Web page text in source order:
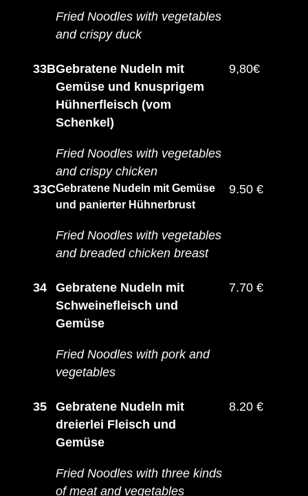
Fried Noodles with vegetables
and crispy duck
33BGebratene Nudeln mit
Gemüse und knusprigem
Hühnerfleisch (vom
Schenkel)
Fried Noodles with vegetables
and crispy chicken
9,80€
33CGebratene Nudeln mit Gemüse
und panierter Hühnerbrust
Fried Noodles with vegetables
and breaded chicken breast
9.50 €
34
Gebratene Nudeln mit
Schweinefleisch und
Gemüse
Fried Noodles with pork and
vegetables
7.70 €
35
Gebratene Nudeln mit
dreierlei Fleisch und
Gemüse
Fried Noodles with three kinds
of meat and vegetables
8.20 €